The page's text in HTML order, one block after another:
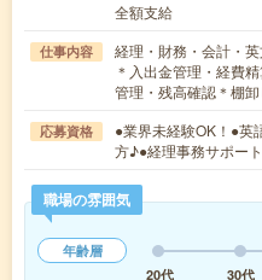
全額支給
仕事内容
経理・財務・会計・
＊入出金管理・経費
管理・残高確認＊棚
応募資格
●業界未経験OK！●英
方♪●経理事務サポー
職場の雰囲気
年齢層
20代
30代